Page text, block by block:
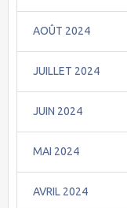
AOÛT 2024
JUILLET 2024
JUIN 2024
MAI 2024
AVRIL 2024